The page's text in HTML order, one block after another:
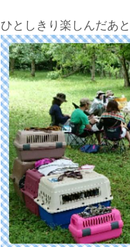
ひとしきり楽しんだあ